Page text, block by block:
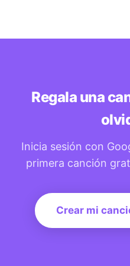
o Apple, sin tarjeta de
Regala una
Inicia sesión con
primera canción
Crear mi